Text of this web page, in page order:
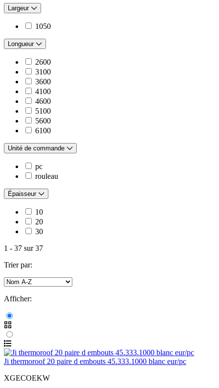
Largeur
1050
Longueur
2600
3100
3600
4100
4600
5100
5600
6100
Unité de commande
pc
rouleau
Épaisseur
10
20
30
1 - 37 sur37
Trier par:
Afficher:
Ji thermoroof 20 paire d embouts 45.333.1000 blanc eur/pc
XGECOEKW